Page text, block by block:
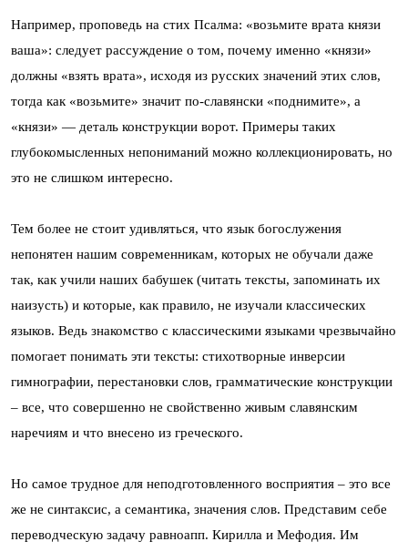
Например, проповедь на стих Псалма: «возьмите врата князи
ваша»: следует рассуждение о том, почему именно «князи»
должны «взять врата», исходя из русских значений этих слов,
тогда как «возьмите» значит по-славянски «поднимите», а
«князи» — деталь конструкции ворот. Примеры таких
глубокомысленных непониманий можно коллекционировать, но
это не слишком интересно.
Тем более не стоит удивляться, что язык богослужения
непонятен нашим современникам, которых не обучали даже
так, как учили наших бабушек (читать тексты, запоминать их
наизусть) и которые, как правило, не изучали классических
языков. Ведь знакомство с классическими языками чрезвычайно
помогает понимать эти тексты: стихотворные инверсии
гимнографии, перестановки слов, грамматические конструкции
– все, что совершенно не свойственно живым славянским
наречиям и что внесено из греческого.
Но самое трудное для неподготовленного восприятия – это все
же не синтаксис, а семантика, значения слов. Представим себе
переводческую задачу равноапп. Кирилла и Мефодия. Им